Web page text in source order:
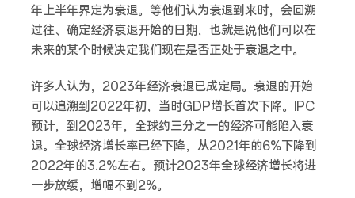
年上半年界定为衰退。等他们认为衰退到来时，会回溯
过往、确定经济衰退开始的日期，也就是说他们可以在
未来的某个时候决定我们现在是否正处于衰退之中。
许多人认为，2023年经济衰退已成定局。衰退的开始
可以追溯到2022年初，当时GDP增长首次下降。IPC
预计，到2023年，全球约三分之一的经济可能陷入衰
退。全球经济增长率已经下降，从2021年的6%下降到
2022年的3.2%左右。预计2023年全球经济增长将进
一步放缓，增幅不到2%。